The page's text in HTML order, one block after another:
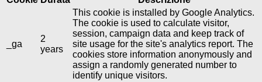
_ga
2
years
This cookie is installed by Google Analytics.
The cookie is used to calculate visitor,
session, campaign data and keep track of
site usage for the site's analytics report. The
cookies store information anonymously and
assign a randomly generated number to
identify unique visitors.